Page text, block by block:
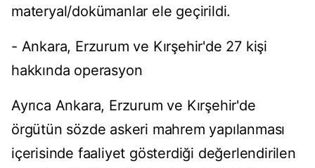
materyal/dokümanlar ele geçirildi.
- Ankara, Erzurum ve Kırşehir'de 27 kişi
hakkında operasyon
Ayrıca Ankara, Erzurum ve Kırşehir'de
örgütün sözde askeri mahrem yapılanması
içerisinde faaliyet gösterdiği değerlendirilen